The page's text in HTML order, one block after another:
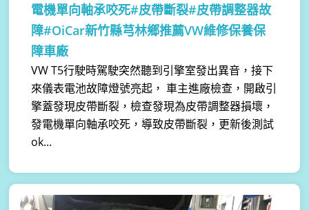
電機單向軸承咬死#皮帶斷裂#皮帶調整器故
障#OiCar新竹縣芎林鄉推薦VW維修保養保
障車廠
VW T5行駛時駕駛突然聽到引擎室發出異音，接下
來儀表電池故障燈號亮起， 車主進廠檢查，開啟引
擎蓋發現皮帶斷裂，檢查發現為皮帶調整器損壞，
發電機單向軸承咬死，導致皮帶斷裂，更新後測試
ok...